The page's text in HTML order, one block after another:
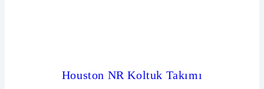
Houston NR Koltuk Takımı